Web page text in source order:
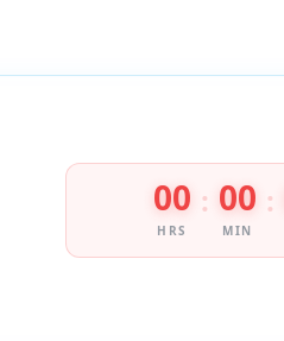
00
HRS
: 00
MIN
: